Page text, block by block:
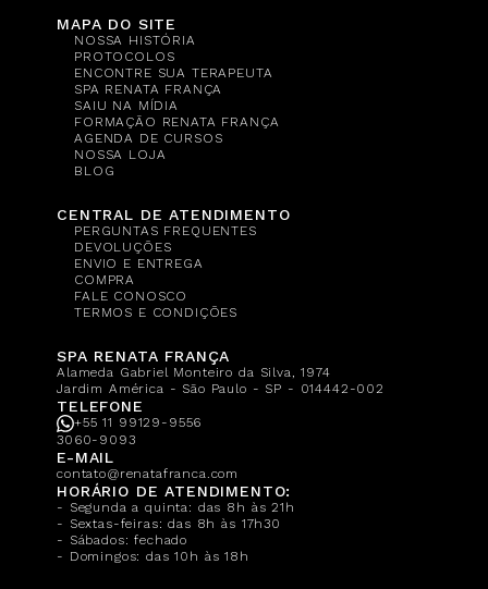
MAPA DO SITE
NOSSA HISTÓRIA
PROTOCOLOS
ENCONTRE SUA TERAPEUTA
SPA RENATA FRANÇA
SAIU NA MÍDIA
FORMAÇÃO RENATA FRANÇA
AGENDA DE CURSOS
NOSSA LOJA
BLOG
CENTRAL DE ATENDIMENTO
PERGUNTAS FREQUENTES
DEVOLUÇÕES
ENVIO E ENTREGA
COMPRA
FALE CONOSCO
TERMOS E CONDIÇÕES
SPA RENATA FRANÇA
Alameda Gabriel Monteiro da Silva, 1974
Jardim América - São Paulo - SP - 014442-002
TELEFONE
+55 11 99129-9556
3060-9093
E-MAIL
contato@renatafranca.com
HORÁRIO DE ATENDIMENTO:
- Segunda a quinta: das 8h às 21h
- Sextas-feiras: das 8h às 17h30
- Sábados: fechado
- Domingos: das 10h às 18h